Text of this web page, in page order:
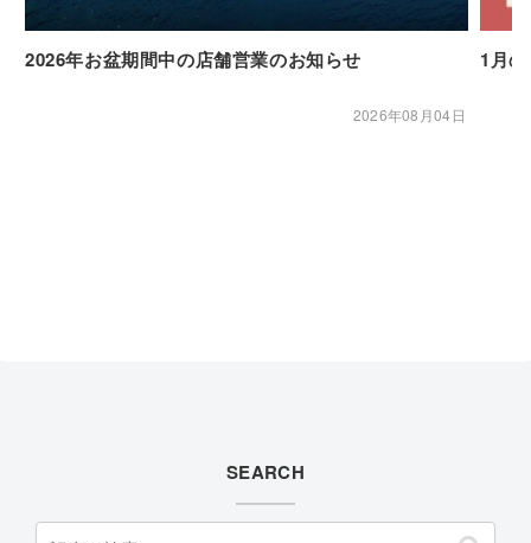
2026年お盆期間中の店舗営業のお知らせ
2026年08月04日
1月
SEARCH